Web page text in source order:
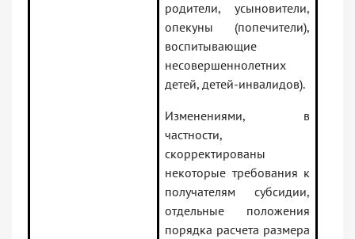
родители, усыновители,
опекуны (попечители),
воспитывающие
несовершеннолетних
детей, детей-инвалидов).
Изменениями, в
частности,
скорректированы
некоторые требования к
получателям субсидии,
отдельные положения
порядка расчета размера